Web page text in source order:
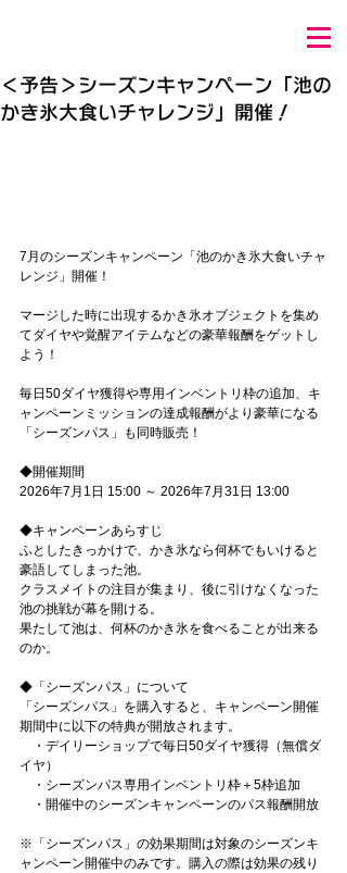
＜予告＞シーズンキャンペーン「池の
かき氷大食いチャレンジ」開催！
7月のシーズンキャンペーン「池のかき氷大食いチャ
レンジ」開催！
マージした時に出現するかき氷オブジェクトを集め
てダイヤや覚醒アイテムなどの豪華報酬をゲットし
よう！
毎日50ダイヤ獲得や専用インベントリ枠の追加、キ
ャンペーンミッションの達成報酬がより豪華になる
「シーズンパス」も同時販売！
◆開催期間
2026年7月1日 15:00 ～ 2026年7月31日 13:00
◆キャンペーンあらすじ
ふとしたきっかけで、かき氷なら何杯でもいけると
豪語してしまった池。
クラスメイトの注目が集まり、後に引けなくなった
池の挑戦が幕を開ける。
果たして池は、何杯のかき氷を食べることが出来る
のか。
◆「シーズンパス」について
「シーズンパス」を購入すると、キャンペーン開催
期間中に以下の特典が開放されます。
・デイリーショップで毎日50ダイヤ獲得（無償ダ
イヤ）
・シーズンパス専用インベントリ枠＋5枠追加
・開催中のシーズンキャンペーンのパス報酬開放
※「シーズンパス」の効果期間は対象のシーズンキ
ャンペーン開催中のみです。購入の際は効果の残り